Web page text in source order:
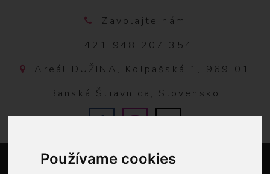
Používame cookies
Zavolajte nám
+421 948 207 354
Areál DUŽINA, Kolpašská 1, 969 01
Banská Štiavnica, Slovensko